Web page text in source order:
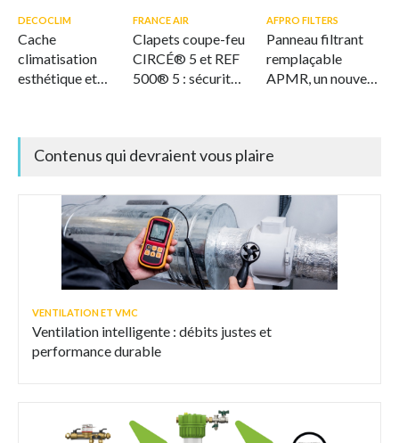
DECOCLIM
Cache
climatisation
esthétique et
FRANCE AIR
Clapets coupe-feu
CIRCÉ® 5 et REF
500® 5 : sécurité
AFPRO FILTERS
Panneau filtrant
remplaçable
APMR, un nouveau
de l'air
Contenus qui devraient vous plaire
VENTILATION ET VMC
Ventilation intelligente : débits justes et
performance durable